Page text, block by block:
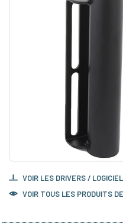
VOIR LES DRIVERS /
VOIR TOUS LES PRODUITS